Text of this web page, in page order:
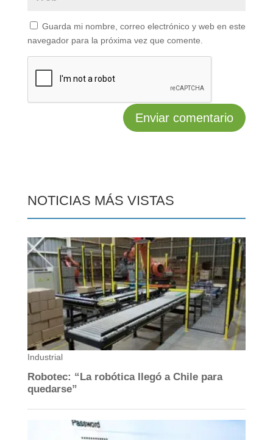
Guarda mi nombre, correo electrónico y web en este
navegador para la próxima vez que comente.
NOTICIAS MÁS VISTAS